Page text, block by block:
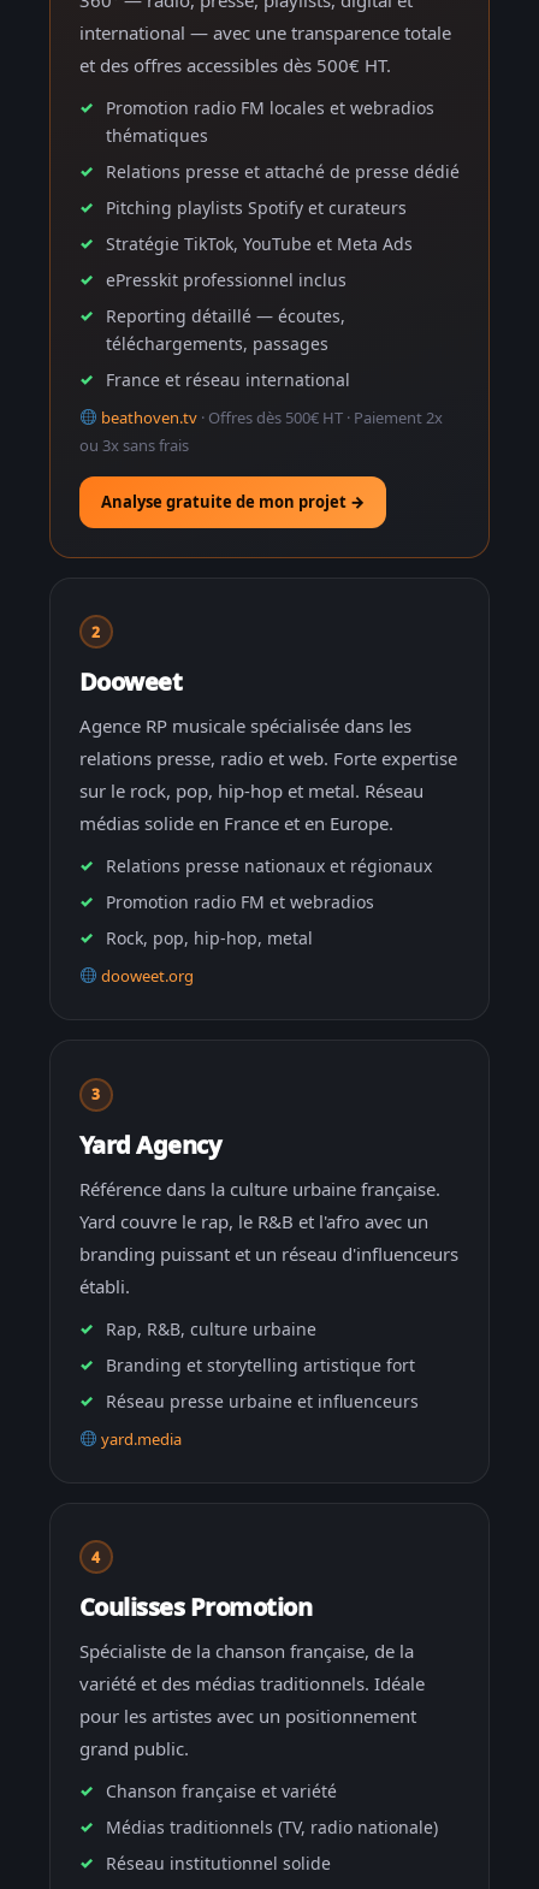
international — avec une transparence totale
et des offres accessibles dès 500€ HT.
Promotion radio FM locales et webradios
thématiques
Relations presse et attaché de presse dédié
Pitching playlists Spotify et curateurs
Stratégie TikTok, YouTube et Meta Ads
ePresskit professionnel inclus
Reporting détaillé — écoutes,
téléchargements, passages
France et réseau international
beathoven.tv· Offres dès 500€ HT · Paiement 2x
ou 3x sans frais
Analyse gratuite de mon projet →
2
Dooweet
Agence RP musicale spécialisée dans les
relations presse, radio et web. Forte expertise
sur le rock, pop, hip-hop et metal. Réseau
médias solide en France et en Europe.
Relations presse nationaux et régionaux
Promotion radio FM et webradios
Rock, pop, hip-hop, metal
dooweet.org
3
Yard Agency
Référence dans la culture urbaine française.
Yard couvre le rap, le R&B et l'afro avec un
branding puissant et un réseau d'influenceurs
établi.
Rap, R&B, culture urbaine
Branding et storytelling artistique fort
Réseau presse urbaine et influenceurs
yard.media
4
Coulisses Promotion
Spécialiste de la chanson française, de la
variété et des médias traditionnels. Idéale
pour les artistes avec un positionnement
grand public.
Chanson française et variété
Médias traditionnels (TV, radio nationale)
Réseau institutionnel solide